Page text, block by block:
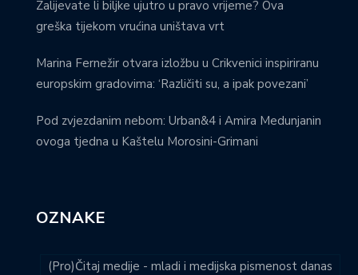
Zalijevate li biljke ujutro u pravo vrijeme? Ova
greška tijekom vrućina uništava vrt
Marina Fernežir otvara izložbu u Crikvenici inspiriranu
europskim gradovima: ‘Različiti su, a ipak povezani’
Pod zvjezdanim nebom: Urban&4 i Amira Medunjanin
ovoga tjedna u Kaštelu Morosini-Grimani
OZNAKE
(Pro)Čitaj medije - mladi i medijska pismenost danas